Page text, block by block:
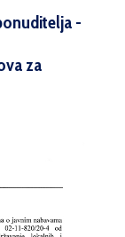
-
za